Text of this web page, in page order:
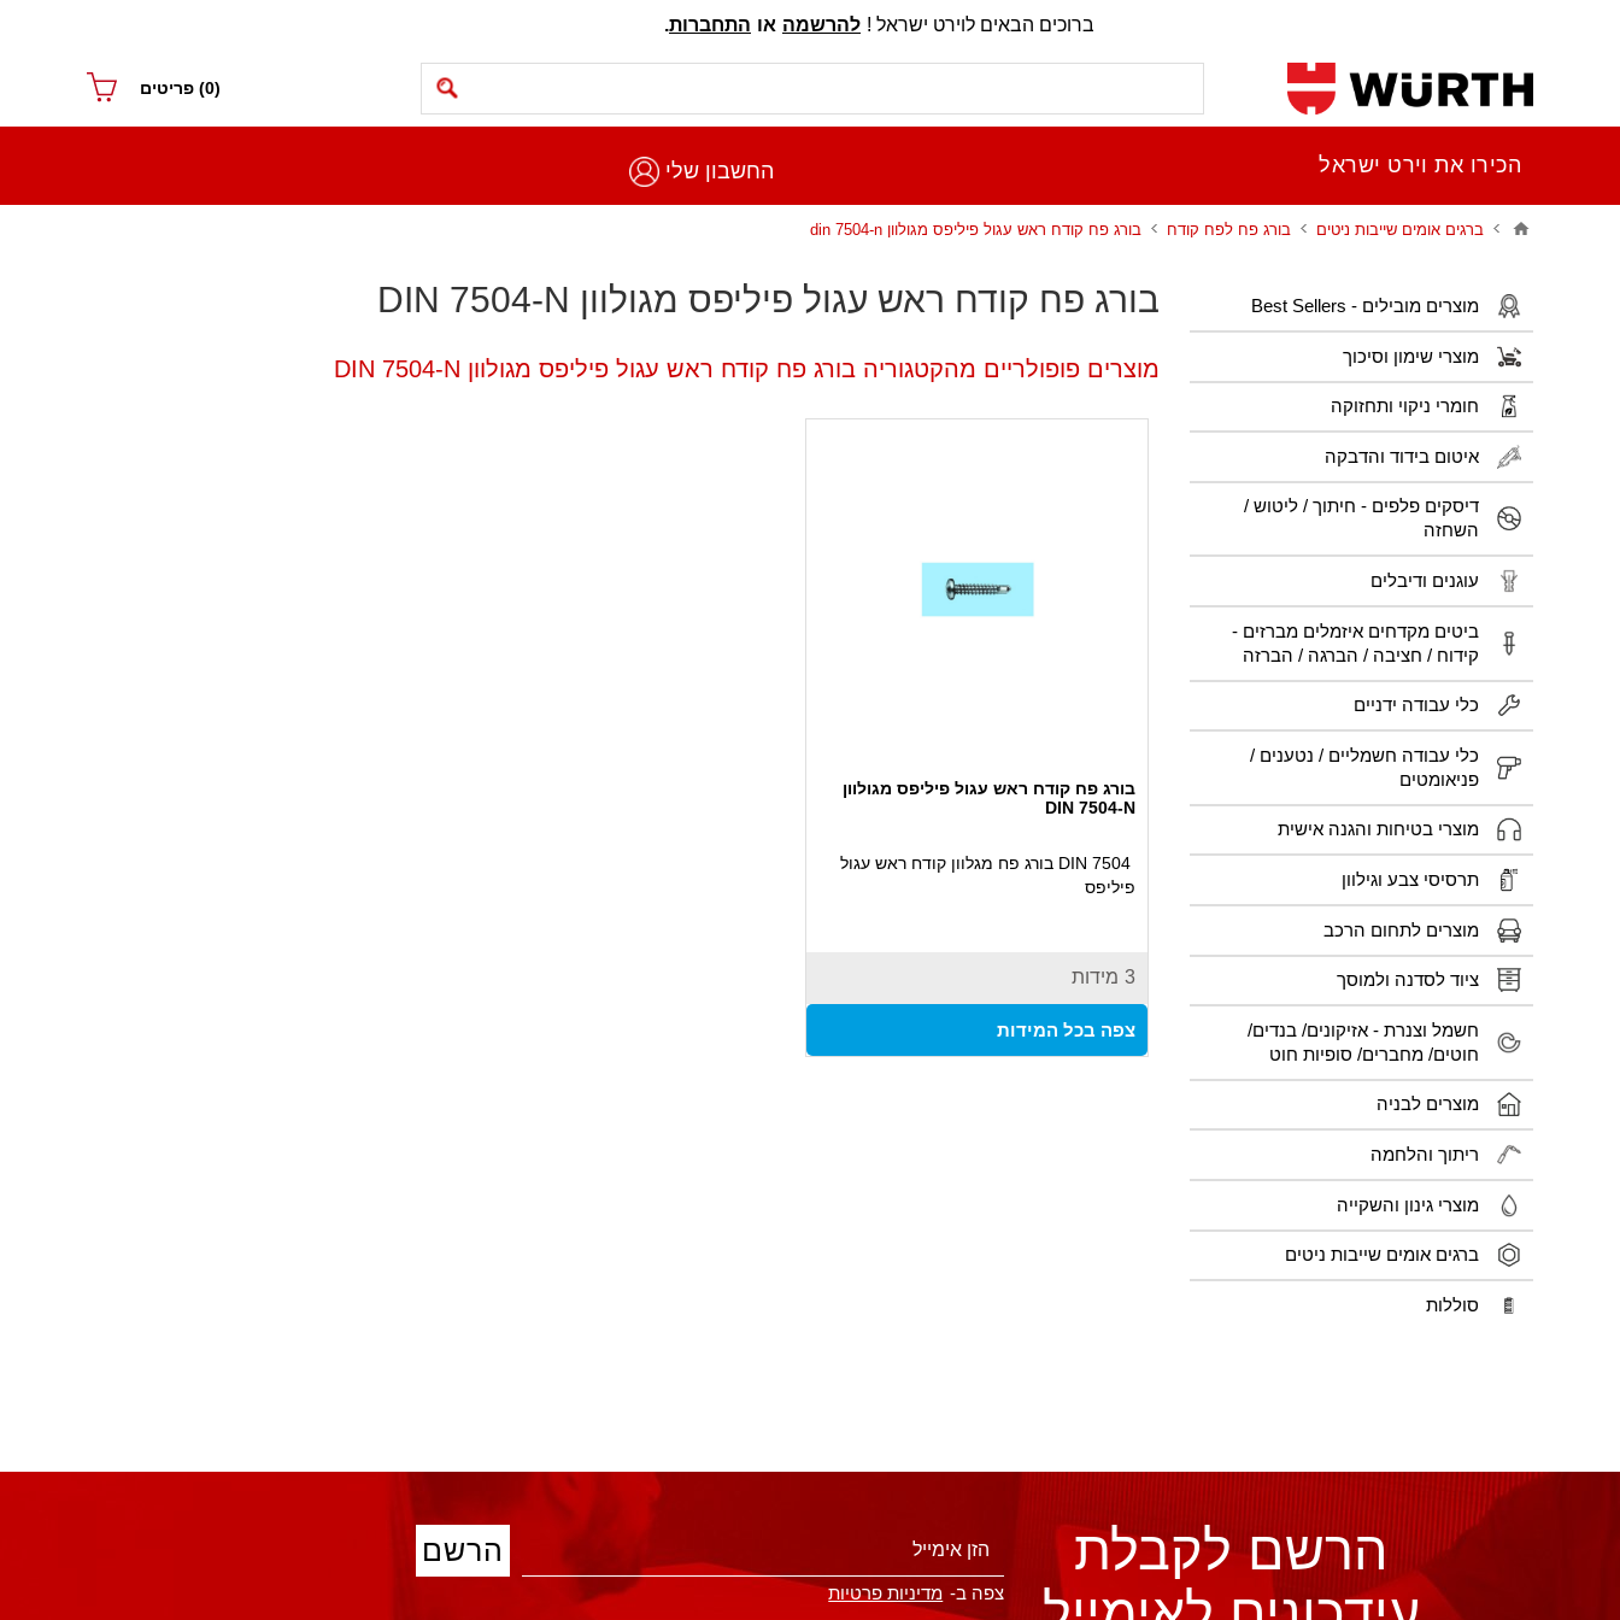
ברוכים הבאים לוירט ישראל ! להרשמה או התחברות.
(0) פריטים
מוצרים מובילים - Best Sellers
מוצרי שימון וסיכוך
חומרי ניקוי ותחזוקה
איטום בידוד והדבקה
דיסקים פלפים - חיתוך / ליטוש /
השחזה
עוגנים ודיבלים
ביטים מקדחים איזמלים מברזים -
קידוח / חציבה / הברגה / הברזה
כלי עבודה ידניים
כלי עבודה חשמליים / נטענים /
פניאומטים
מוצרי בטיחות והגנה אישית
תרסיסי צבע וגילוון
מוצרים לתחום הרכב
ציוד לסדנה ולמוסך
חשמל וצנרת - אזיקונים/ בנדים/
חוטים/ מחברים/ סופיות חוט
מוצרים לבניה
ריתוך והלחמה
מוצרי גינון והשקייה
ברגים אומים שייבות ניטים
סוללות
הכירו את וירט ישראל החשבון שלי
ברגים אומים שייבות ניטים בורג פח לפח קודח בורג פח קודח ראש עגול פיליפס מגולוון din 7504-n
בורג פח קודח ראש עגול פיליפס מגולוון DIN 7504-N
מוצרים פופולריים מהקטגוריה בורג פח קודח ראש עגול פיליפס מגולוון DIN 7504-N
בורג פח קודח ראש עגול פיליפס מגולוון
DIN 7504-N
DIN 7504 בורג פח מגלוון קודח ראש עגול
פיליפס
3 מידות
צפה בכל המידות
הרשם לקבלת
צפה ב- מדיניות פרטיות